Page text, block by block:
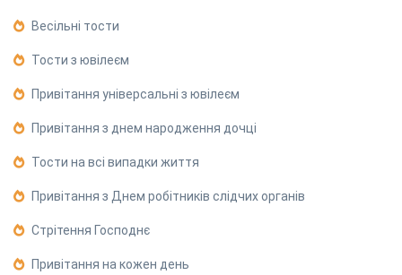
Весільні тости
Тости з ювілеєм
Привітання універсальні з ювілеєм
Привітання з днем народження дочці
Тости на всі випадки життя
Привітання з Днем робітників слідчих органів
Стрітення Господнє
Привітання на кожен день